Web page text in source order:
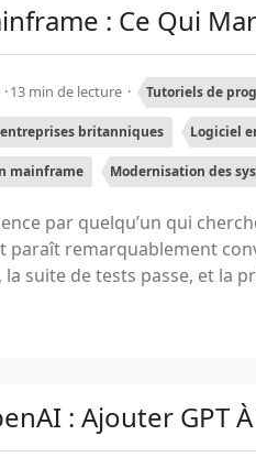
: Ce Qui
13 min de lecture Tutoriels de
britanniques Logiciel
mainframe Modernisation des
par quelqu’un qui
remarquablement
la suite de tests passe, et la
: Ajouter GPT